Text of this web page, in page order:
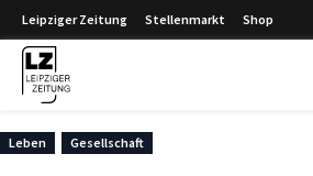
Leipziger Zeitung Stellenmarkt Shop
Leben Gesellschaft